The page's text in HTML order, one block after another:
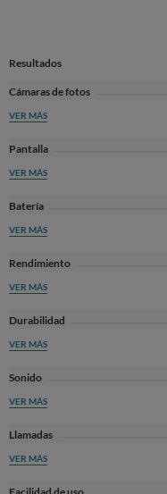
Resultados
Cámaras de fotos
VER MÁS
Pantalla
VER MÁS
Batería
VER MÁS
Rendimiento
VER MÁS
Durabilidad
VER MÁS
Sonido
VER MÁS
Llamadas
VER MÁS